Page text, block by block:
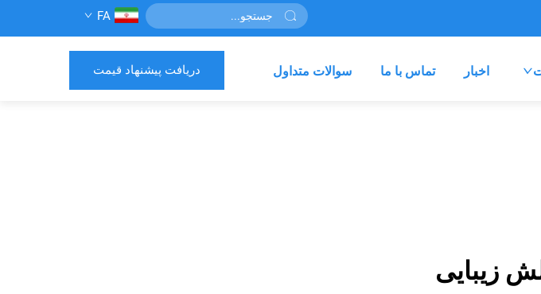
FA
اخبار تماس با ما سوالات متداول دریافت پیشنهاد قیمت
زیبایی